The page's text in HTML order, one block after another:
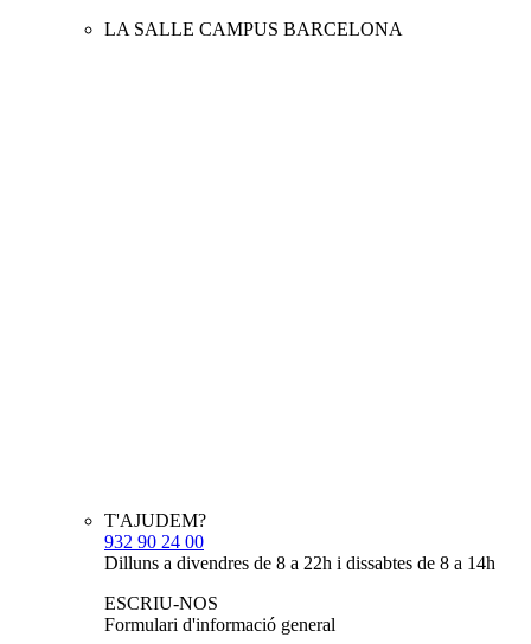
LA SALLE CAMPUS BARCELONA
T'AJUDEM?
932 90 24 00
Dilluns a divendres de 8 a 22h i dissabtes de 8 a 14h
ESCRIU-NOS
Formulari d'informació general